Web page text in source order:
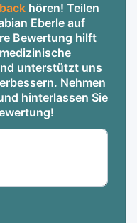
hören! Teilen
Eberle auf
Bewertung hilft
unterstützt uns
Nehmen
hinterlassen Sie